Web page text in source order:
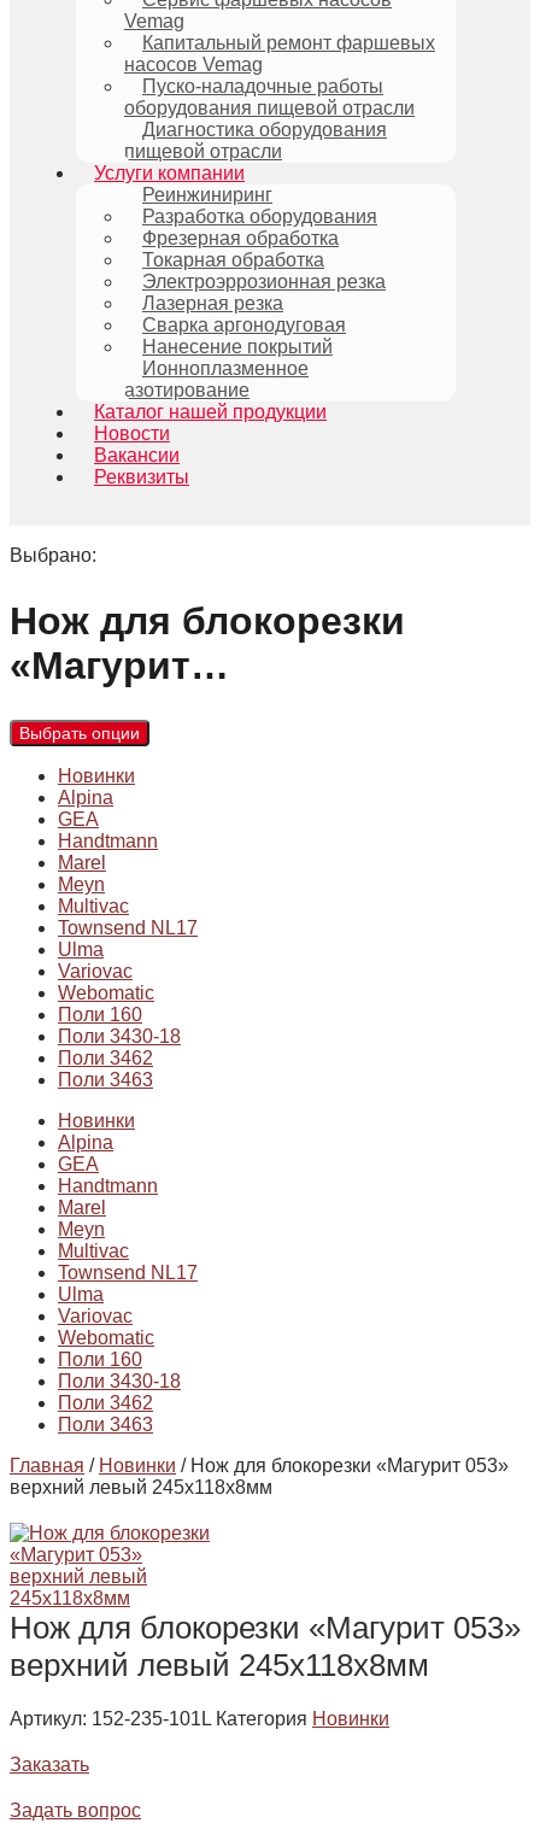
Vemag
Капитальный ремонт фаршевых
насосов Vemag
Пуско-наладочные работы
оборудования пищевой отрасли
Диагностика оборудования
пищевой отрасли
Услуги компании
Реинжиниринг
Разработка оборудования
Фрезерная обработка
Токарная обработка
Электроэррозионная резка
Лазерная резка
Сварка аргонодуговая
Нанесение покрытий
Ионноплазменное
азотирование
Каталог нашей продукции
Новости
Вакансии
Реквизиты
Выбрано:
Нож для блокорезки
«Магурит…
Выбрать опции
Новинки
Alpina
GEA
Handtmann
Marel
Meyn
Multivac
Townsend NL17
Ulma
Variovac
Webomatic
Поли 160
Поли 3430-18
Поли 3462
Поли 3463
Новинки
Alpina
GEA
Handtmann
Marel
Meyn
Multivac
Townsend NL17
Ulma
Variovac
Webomatic
Поли 160
Поли 3430-18
Поли 3462
Поли 3463
Главная / Новинки / Нож для блокорезки «Магурит 053»
верхний левый 245х118х8мм
Нож для блокорезки «Магурит 053»
верхний левый 245х118х8мм
Артикул: 152-235-101L Категория Новинки
Заказать
Задать вопрос